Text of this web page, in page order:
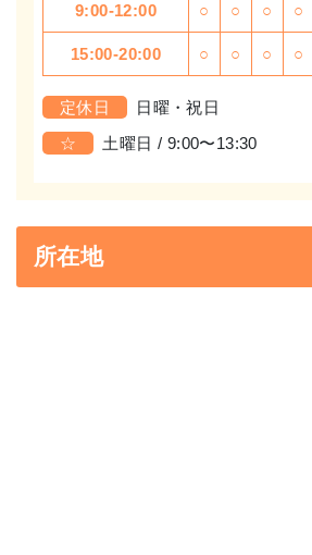
9:00-12:00 ○ ○ ○ ○
15:00-20:00 ○ ○ ○ ○
定休日
日曜・祝日
☆
土曜日 / 9:00〜13:30
所在地